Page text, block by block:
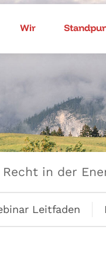
Wir
Recht in der
Leitfaden